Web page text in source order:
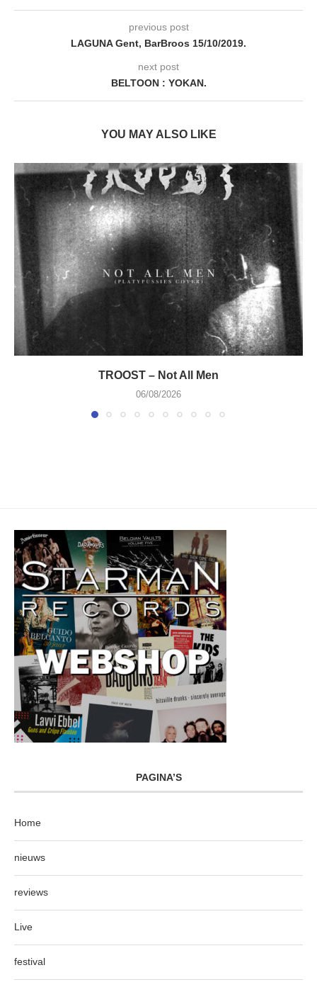
previous post
LAGUNA Gent, BarBroos 15/10/2019.
next post
BELTOON : YOKAN.
YOU MAY ALSO LIKE
TROOST – Not All Men
06/08/2026
PAGINA’S
Home
nieuws
reviews
Live
festival